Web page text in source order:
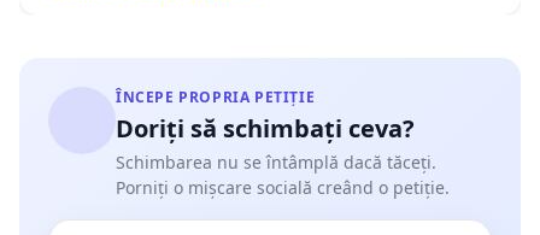
ÎNCEPE PROPRIA PETIȚIE
Doriți să schimbați ceva?
Schimbarea nu se întâmplă dacă tăceți.
Porniți o mișcare socială creând o petiție.